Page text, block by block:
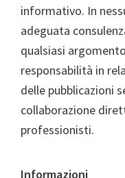
informativo. In
adeguata
qualsiasi
responsabilità in
delle pubblicazioni
collaborazione
professionisti.
Informazioni